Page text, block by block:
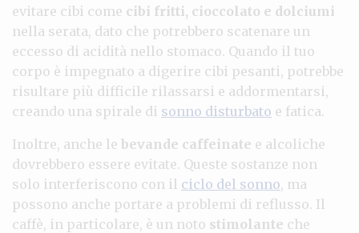
evitare cibi come cibi fritti, cioccolato e dolciumi
nella serata, dato che potrebbero scatenare un
eccesso di acidità nello stomaco. Quando il tuo
corpo è impegnato a digerire cibi pesanti, potrebbe
risultare più difficile rilassarsi e addormentarsi,
creando una spirale di sonno disturbato e fatica.
Inoltre, anche le bevande caffeinate e alcoliche
dovrebbero essere evitate. Queste sostanze non
solo interferiscono con il ciclo del sonno, ma
possono anche portare a problemi di reflusso. Il
caffè, in particolare, è un noto stimolante che